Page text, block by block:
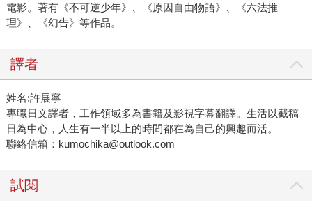
電影。著有《不可逆少年》、《原因自由物語》、《六法推
理》、《幻告》等作品。
譯者
姓名:許展寧
專職日文譯者，工作領域多為書籍及影視字幕翻譯。生活以截稿
日為中心，人生有一半以上的時間都在為自己的興趣而活。
聯絡信箱：kumochika@outlook.com
試閱